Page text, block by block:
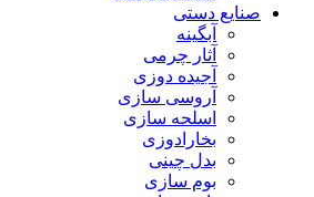
صنایع دستی
آبگینه
آثار چرمی
آجیده دوزی
آروسی سازی
اسلحه سازی
بخارادوزی
بدل چینی
بوم سازی